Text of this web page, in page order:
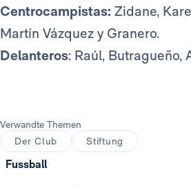
Centrocampistas: Zidane,
Martín Vázquez y Granero.
Delanteros: Raúl, Butragueño,
Verwandte Themen
Der Club
Stiftung
Fussball